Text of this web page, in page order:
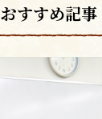
おすすめ記事